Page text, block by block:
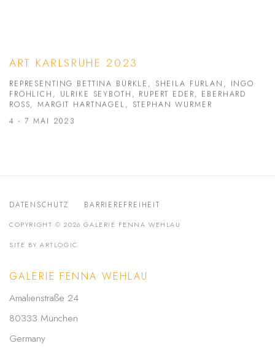
ART KARLSRUHE 2023
REPRESENTING BETTINA BÜRKLE, SHEILA FURLAN, INGO
FRÖHLICH, ULRIKE SEYBOTH, RUPERT EDER, EBERHARD
ROSS, MARGIT HARTNAGEL, STEPHAN WURMER
4 - 7 MAI 2023
DATENSCHUTZ BARRIEREFREIHEIT
COPYRIGHT © 2026 GALERIE FENNA WEHLAU
SITE BY ARTLOGIC
GALERIE FENNA WEHLAU
Amalienstraße 24
80333 München
Germany